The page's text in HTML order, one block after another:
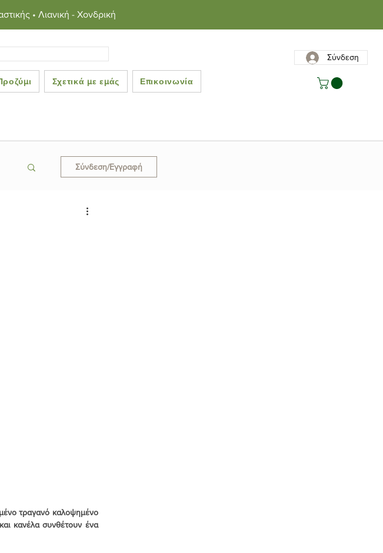
• Λιανική - Χονδρική
Σχετικά με εμάς Επικοινωνία
Σύνδεση
Σύνδεση/Εγγραφή
τραγανό καλοψημένο
κανέλα συνθέτουν ένα